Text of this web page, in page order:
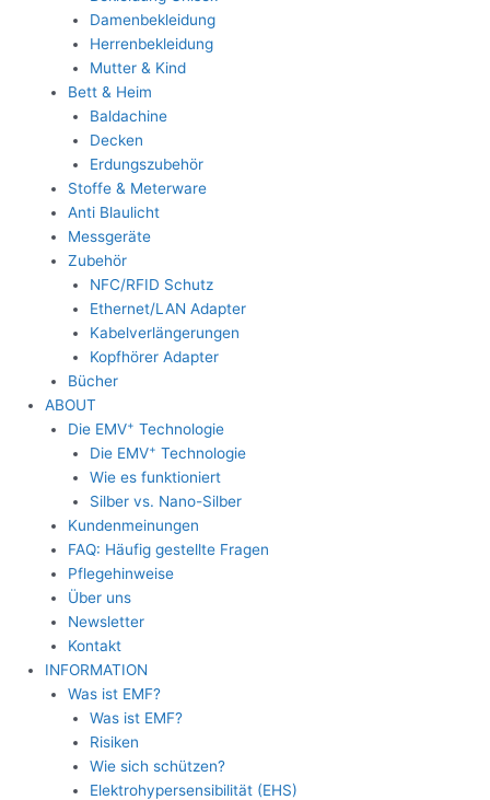
Damenbekleidung
Herrenbekleidung
Mutter & Kind
Bett & Heim
Baldachine
Decken
Erdungszubehör
Stoffe & Meterware
Anti Blaulicht
Messgeräte
Zubehör
NFC/RFID Schutz
Ethernet/LAN Adapter
Kabelverlängerungen
Kopfhörer Adapter
Bücher
ABOUT
Die EMV+ Technologie
Die EMV+ Technologie
Wie es funktioniert
Silber vs. Nano-Silber
Kundenmeinungen
FAQ: Häufig gestellte Fragen
Pflegehinweise
Über uns
Newsletter
Kontakt
INFORMATION
Was ist EMF?
Was ist EMF?
Risiken
Wie sich schützen?
Elektrohypersensibilität (EHS)